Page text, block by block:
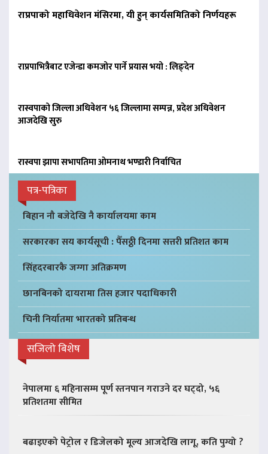
राप्रपाको महाधिवेशन मंसिरमा, यी हुन् कार्यसमितिको निर्णयहरू
राप्रपाभित्रैबाट एजेन्डा कमजोर पार्ने प्रयास भयो : लिङ्देन
रास्वपाको जिल्ला अधिवेशन ५६ जिल्लामा सम्पन्न, प्रदेश अधिवेशन
आजदेखि सुरु
रास्वपा झापा सभापतिमा ओमनाथ भण्डारी निर्वाचित
पत्र-पत्रिका
बिहान नौ बजेदेखि नै कार्यालयमा काम
सरकारका सय कार्यसूची : पैँसठ्ठी दिनमा सत्तरी प्रतिशत काम
सिंहदरबारकै जग्गा अतिक्रमण
छानबिनको दायरामा तिस हजार पदाधिकारी
चिनी निर्यातमा भारतको प्रतिबन्ध
सजिलो बिशेष
नेपालमा ६ महिनासम्म पूर्ण स्तनपान गराउने दर घट्दो, ५६
प्रतिशतमा सीमित
बढाइएको पेट्रोल र डिजेलको मूल्य आजदेखि लागू, कति पुग्यो ?